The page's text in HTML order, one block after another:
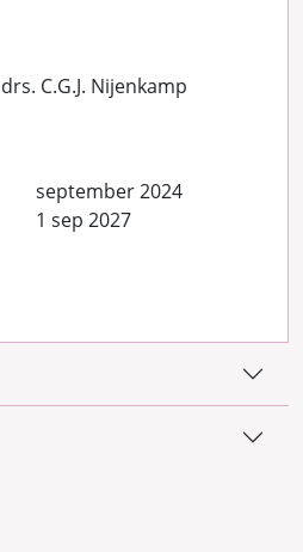
drs. C.G.J. Nijenkamp
september 2024
1 sep 2027